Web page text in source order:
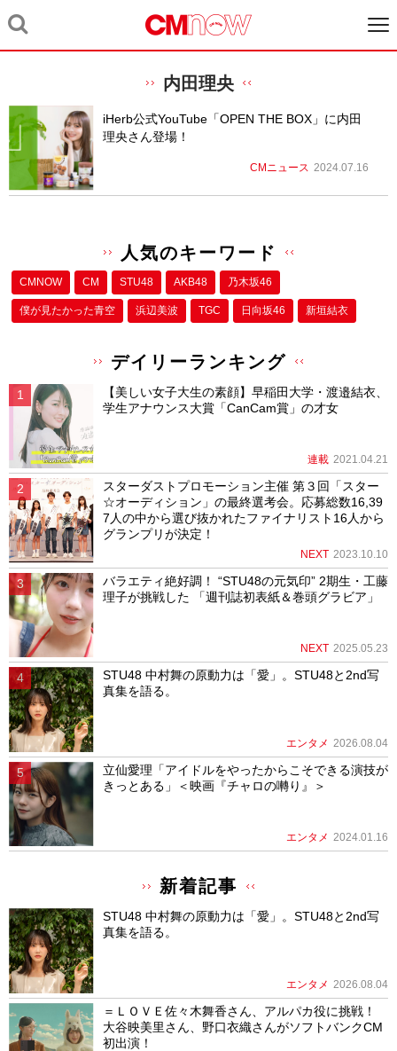
内田理央
iHerb公式YouTube「OPEN THE BOX」に内田
理央さん登場！
CMニュース 2024.07.16
人気のキーワード
CMNOW CM STU48 AKB48 乃木坂46
僕が⾒たかった⻘空 浜辺美波 TGC 日向坂46 新垣結衣
デイリーランキング
【美しい女子大生の素顔】早稲田大学・渡邉結衣、
学生アナウンス大賞「CanCam賞」の才女
連載 2021.04.21
スターダストプロモーション主催 第３回「スター
☆オーディション」の最終選考会。応募総数16,39
7人の中から選び抜かれたファイナリスト16人から
グランプリが決定！
NEXT 2023.10.10
バラエティ絶好調！ “STU48の元気印” 2期生・工藤
理子が挑戦した 「週刊誌初表紙＆巻頭グラビア」
NEXT 2025.05.23
STU48 中村舞の原動力は「愛」。STU48と2nd写
真集を語る。
エンタメ 2026.08.04
立仙愛理「アイドルをやったからこそできる演技が
きっとある」＜映画『チャロの囀り』＞
エンタメ 2024.01.16
新着記事
STU48 中村舞の原動力は「愛」。STU48と2nd写
真集を語る。
エンタメ 2026.08.04
＝ＬＯＶＥ佐々木舞香さん、アルパカ役に挑戦！
大谷映美里さん、野口衣織さんがソフトバンクCM
初出演！